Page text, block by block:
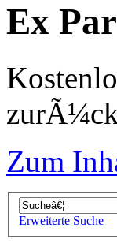
Ex
Zum
Erweiterte Suche